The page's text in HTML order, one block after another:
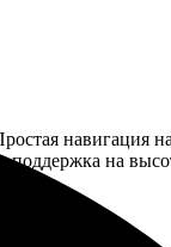
навигация
на